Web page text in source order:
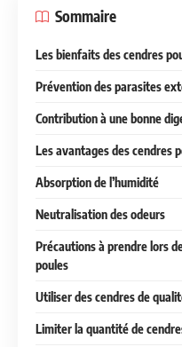
Sommaire
Les bienfaits des cendres
Prévention des parasites
Contribution à une bonne
Les avantages des cendres
Absorption de l’humidité
Neutralisation des odeurs
Précautions à prendre lors
poules
Utiliser des cendres de
Limiter la quantité de